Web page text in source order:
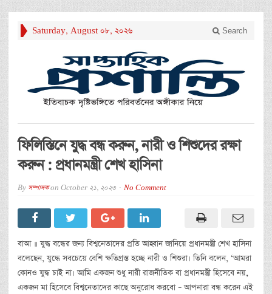
Saturday, August 08, 2026 Search
ফিলিস্তিনে যুদ্ধ বন্ধ করুন, নারী ও শিশুদের রক্ষা
করুন : প্রধানমন্ত্রী শেখ হাসিনা
By সম্পাদকon October 21, 2023 No Comment
বাআ ॥ যুদ্ধ বন্ধের জন্য বিশ্বনেতাদের প্রতি আহ্বান জানিয়ে প্রধানমন্ত্রী শেখ হাসিনা
বলেছেন, যুদ্ধে সবচেয়ে বেশি ক্ষতিগ্রস্ত হচ্ছে নারী ও শিশুরা। তিনি বলেন, ‘আমরা
কোনও যুদ্ধ চাই না। আমি একজন শুধু নারী রাজনীতিক বা প্রধানমন্ত্রী হিসেবে নয়,
একজন মা হিসেবে বিশ্বনেতাদের কাছে অনুরোধ করবো – আপনারা বন্ধ করেন এই